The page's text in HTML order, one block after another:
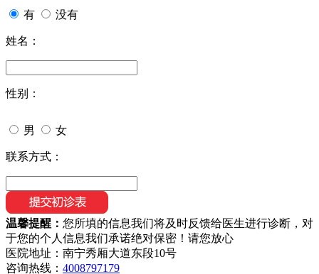
有 没有
姓名：
性别：
男 女
联系方式：
温馨提醒： 您所填的信息我们将及时反馈给医生进行诊断，对
于您的个人信息我们承诺绝对保密！请您放心
医院地址：南宁秀厢大道东段10号
咨询热线： 4008797179